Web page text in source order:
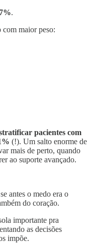
.
maior peso:
pacientes com
(!). Um salto enorme de
mais de perto, quando
ao suporte avançado.
antes o medo era o
do coração.
importante pra
as decisões
impõe.